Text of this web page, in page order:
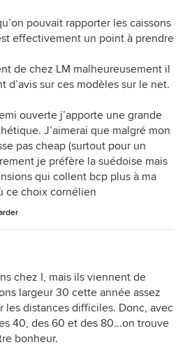
pouvait rapporter les caissons
effectivement un point à prendre
de chez LM malheureusement il
d’avis sur ces modèles sur le net.
ouverte j’apporte une grande
J’aimerai que malgré mon
pas cheap (surtout pour un
je préfère la suédoise mais
qui collent bcp plus à ma
ce choix cornélien
chez I, mais ils viennent de
largeur 30 cette année assez
les distances difficiles. Donc, avec
40, des 60 et des 80...on trouve
bonheur.